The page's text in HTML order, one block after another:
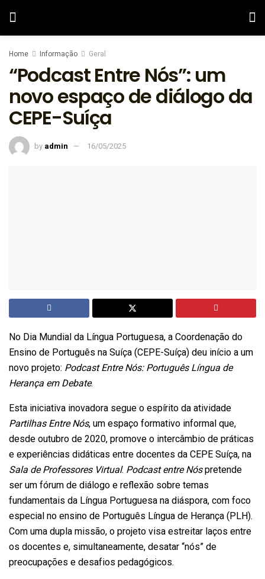
Home Informação Geral
“Podcast Entre Nós”: um
novo espaço de diálogo da
CEPE-Suíça
by admin 16/05/2025
No Dia Mundial da Língua Portuguesa, a Coordenação do
Ensino de Português na Suíça (CEPE-Suíça) deu início a um
novo projeto: Podcast Entre Nós: Português Língua de
Herança em Debate.
Esta iniciativa inovadora segue o espírito da atividade
Partilhas Entre Nós, um espaço formativo informal que,
desde outubro de 2020, promove o intercâmbio de práticas
e experiências didáticas entre docentes da CEPE Suíça, na
Sala de Professores Virtual. Podcast entre Nóspretende
ser um fórum de diálogo e reflexão sobre temas
fundamentais da Língua Portuguesa na diáspora, com foco
especial no ensino de Português Língua de Herança (PLH).
Com uma dupla missão, o projeto visa estreitar laços entre
os docentes e, simultaneamente, desatar “nós” de
preocupações e desafios pedagógicos.